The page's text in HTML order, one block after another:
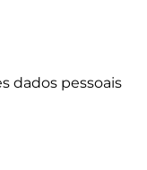
dados pessoais